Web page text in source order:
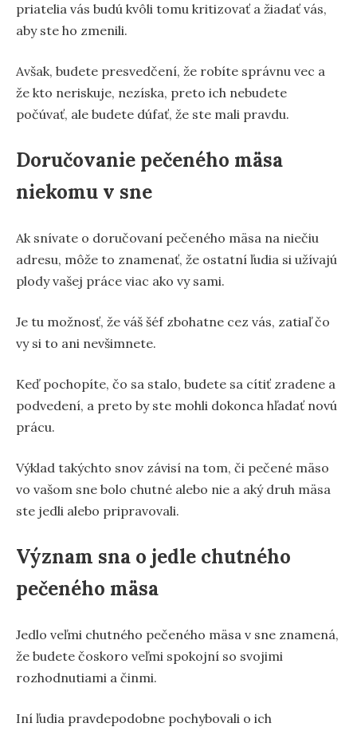
priatelia vás budú kvôli tomu kritizovať a žiadať vás,
aby ste ho zmenili.
Avšak, budete presvedčení, že robíte správnu vec a
že kto neriskuje, nezíska, preto ich nebudete
počúvať, ale budete dúfať, že ste mali pravdu.
Doručovanie pečeného mäsa
niekomu v sne
Ak snívate o doručovaní pečeného mäsa na niečiu
adresu, môže to znamenať, že ostatní ľudia si užívajú
plody vašej práce viac ako vy sami.
Je tu možnosť, že váš šéf zbohatne cez vás, zatiaľ čo
vy si to ani nevšimnete.
Keď pochopíte, čo sa stalo, budete sa cítiť zradene a
podvedení, a preto by ste mohli dokonca hľadať novú
prácu.
Výklad takýchto snov závisí na tom, či pečené mäso
vo vašom sne bolo chutné alebo nie a aký druh mäsa
ste jedli alebo pripravovali.
Význam sna o jedle chutného
pečeného mäsa
Jedlo veľmi chutného pečeného mäsa v sne znamená,
že budete čoskoro veľmi spokojní so svojimi
rozhodnutiami a činmi.
Iní ľudia pravdepodobne pochybovali o ich